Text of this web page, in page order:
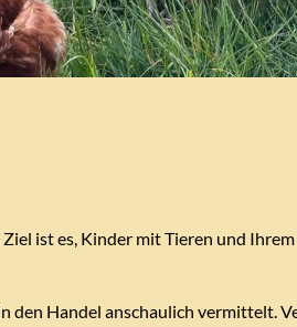
ist es, Kinder mit Tieren und
Handel anschaulich vermittelt.